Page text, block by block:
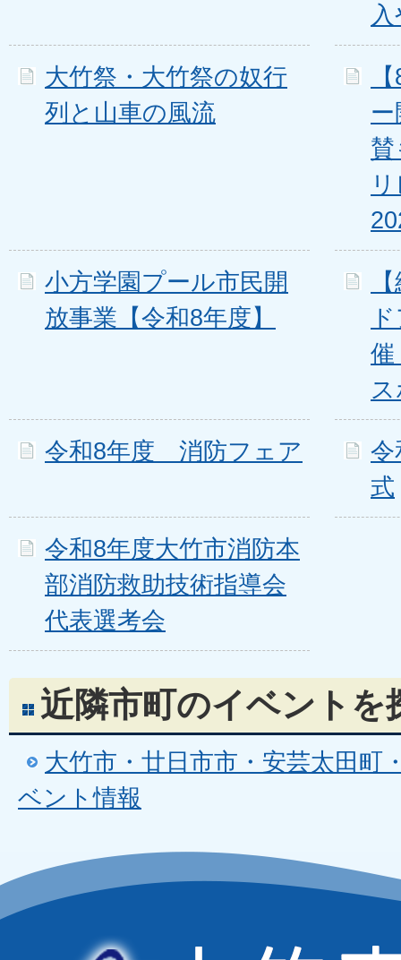
大竹祭・大竹祭の奴行
列と山車の風流
賛
小方学園プール市民開
放事業【令和8年度】
催
令和8年度 消防フェア
令
式
令和8年度大竹市消防本
部消防救助技術指導会
代表選考会
近隣市町のイベントを
大竹市・廿日市市・安芸太田町
ベント情報